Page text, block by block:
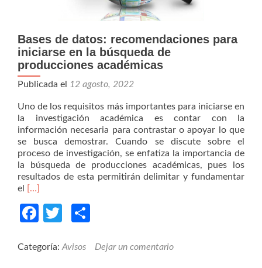
Bases de datos: recomendaciones para
iniciarse en la búsqueda de
producciones académicas
Publicada el 12 agosto, 2022
Uno de los requisitos más importantes para iniciarse en
la investigación académica es contar con la
información necesaria para contrastar o apoyar lo que
se busca demostrar. Cuando se discute sobre el
proceso de investigación, se enfatiza la importancia de
la búsqueda de producciones académicas, pues los
resultados de esta permitirán delimitar y fundamentar
el
Read
about
Bases
datos:
[…]
Facebook
Twitter
Categoría:Avisos Dejar un comentario